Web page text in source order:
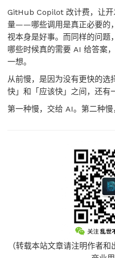
GitHub Copilot 改计费，让开
量——哪些调用是真正必要的
视本身是好事。而同样的问题
哪些时候真的需要 AI 给答案
一想。
从前慢，是因为没有更快的选
快」和「应该快」之间，还有
第一种慢，交给 AI。第二种慢
（转载本站文章请注明作者和